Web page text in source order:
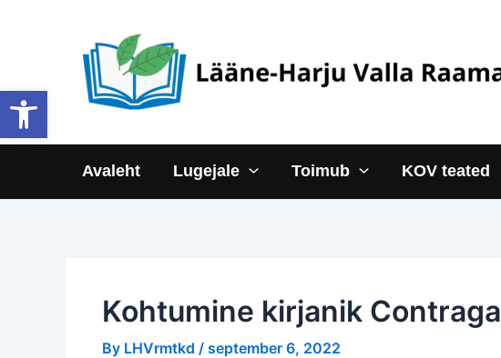
Open toolbar
Avaleht Lugejale Toimub KOV teated
Kohtumine kirjanik Contraga
By LHVrmtkd / september 6, 2022